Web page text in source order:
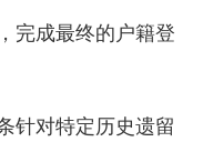
完成最终的户籍登
对特定历史遗留